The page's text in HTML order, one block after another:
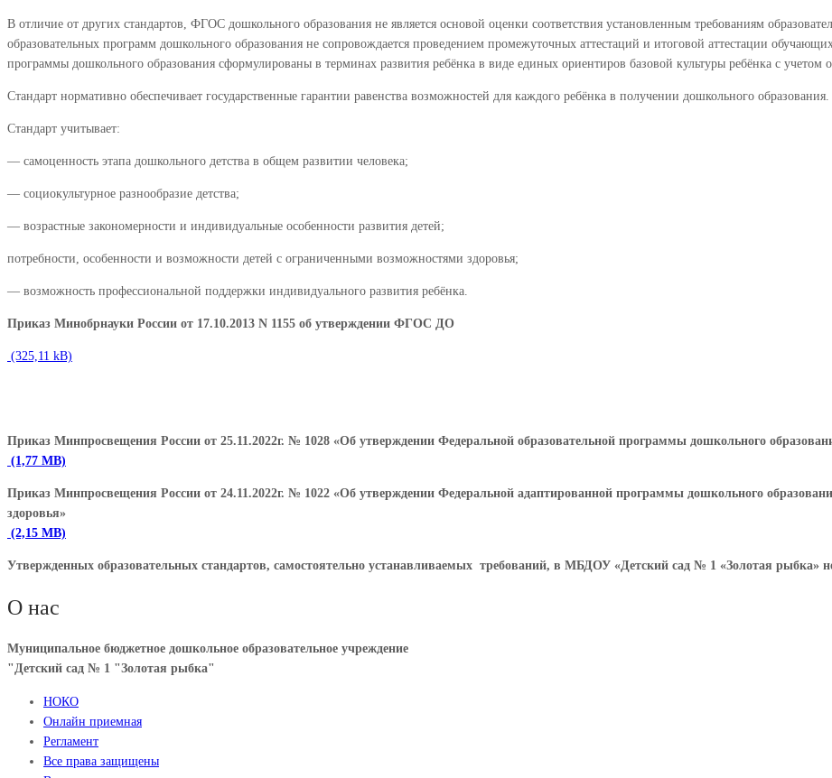
В отличие от других стандартов, ФГОС дошкольного образования не является основой оценки соответствия установленным требованиям
образовательных программ дошкольного образования не сопровождается проведением промежуточных аттестаций и итоговой аттестации
программы дошкольного образования сформулированы в терминах развития ребёнка в виде единых ориентиров базовой культуры ребёнка с
Стандарт нормативно обеспечивает государственные гарантии равенства возможностей для каждого ребёнка в получении дошкольного образования.
Стандарт учитывает:
— самоценность этапа дошкольного детства в общем развитии человека;
— социокультурное разнообразие детства;
— возрастные закономерности и индивидуальные особенности развития детей;
потребности, особенности и возможности детей с ограниченными возможностями здоровья;
— возможность профессиональной поддержки индивидуального развития ребёнка.
Приказ Минобрнауки России от 17.10.2013 N 1155 об утверждении ФГОС ДО
Приказ Минпросвещения России от 25.11.2022г. № 1028 «Об утверждении Федеральной образовательной программы дошкольного
Приказ Минпросвещения России от 24.11.2022г. № 1022 «Об утверждении Федеральной адаптированной программы дошкольного
здоровья»
Утвержденных образовательных стандартов, самостоятельно устанавливаемых требований, в МБДОУ «Детский сад № 1 «Золотая рыбка»
О нас
Муниципальное бюджетное дошкольное образовательное учреждение
"Детский сад № 1 "Золотая рыбка"
НОКО
Онлайн приемная
Регламент
Все права защищены